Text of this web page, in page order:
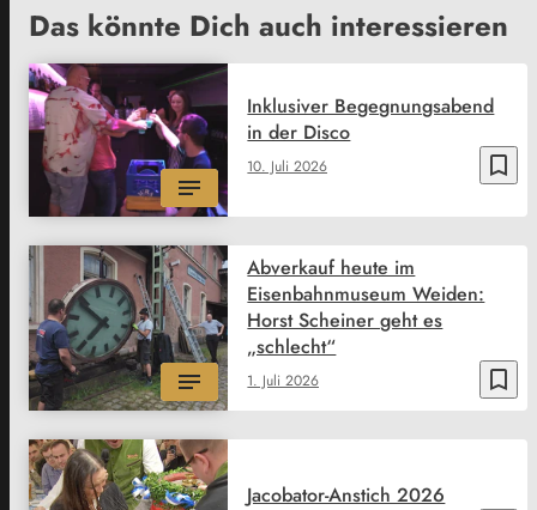
Das könnte Dich auch interessieren
bookmark_border
10. Juli 2026
Inklusiver Begegnungsabend
in der Disco
bookmark_border
1. Juli 2026
Abverkauf heute im
Eisenbahnmuseum Weiden:
Horst Scheiner geht es
„schlecht“
Jacobator-Anstich 2026